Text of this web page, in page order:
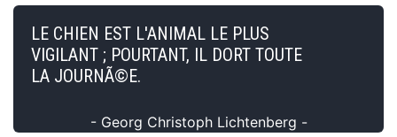
LE CHIEN EST L'ANIMAL LE PLUS
VIGILANT ; POURTANT, IL DORT TOUTE
LA JOURNÃ©E.
- Georg Christoph Lichtenberg -